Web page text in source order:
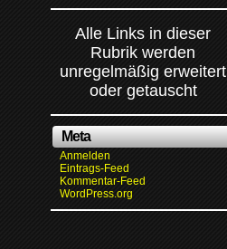
Alle Links in dieser
Rubrik werden
unregelmäßig erweitert
oder getauscht
Meta
Anmelden
Eintrags-Feed
Kommentar-Feed
WordPress.org